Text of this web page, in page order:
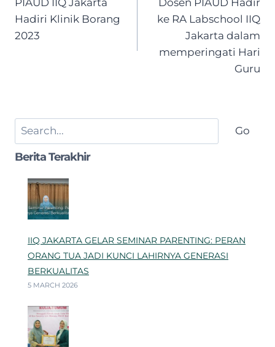
PIAUD IIQ Jakarta
Hadiri Klinik Borang
2023
Dosen PIAUD Hadir
ke RA Labschool IIQ
Jakarta dalam
memperingati Hari
Guru
Search Go
Berita Terakhir
IIQ JAKARTA GELAR SEMINAR PARENTING: PERAN
ORANG TUA JADI KUNCI LAHIRNYA GENERASI
BERKUALITAS
5 MARCH 2026